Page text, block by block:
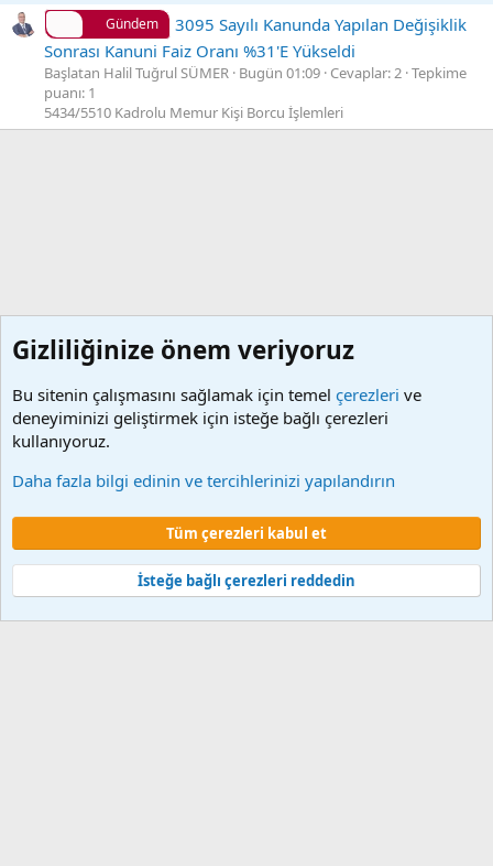
Gündem
3095 Sayılı Kanunda Yapılan Değişiklik
Sonrası Kanuni Faiz Oranı %31'E Yükseldi
Başlatan Halil Tuğrul SÜMER Bugün 01:09 Cevaplar: 2 Tepkime
puanı: 1
5434/5510 Kadrolu Memur Kişi Borcu İşlemleri
Çerezler
Şartlar ve kurallar
Gizlilik politikası Yardım Ana sayfa
Community platform by XenForo © 2010-2024 XenForo Ltd.
Türkçe yama 🇹🇷 [XGT] Yazılım ve web hizmetleri 2014-2024
Gizliliğinize önem veriyoruz
Bu sitenin çalışmasını sağlamak için temel çerezleri ve
deneyiminizi geliştirmek için isteğe bağlı çerezleri
kullanıyoruz.
Daha fazla bilgi edinin ve tercihlerinizi yapılandırın
Tüm çerezleri kabul et
İsteğe bağlı çerezleri reddedin